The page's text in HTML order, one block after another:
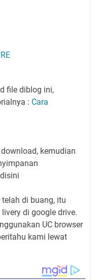
file diblog ini,
: Cara
kemudian
di buang, itu
di google drive.
UC browser
kami lewat